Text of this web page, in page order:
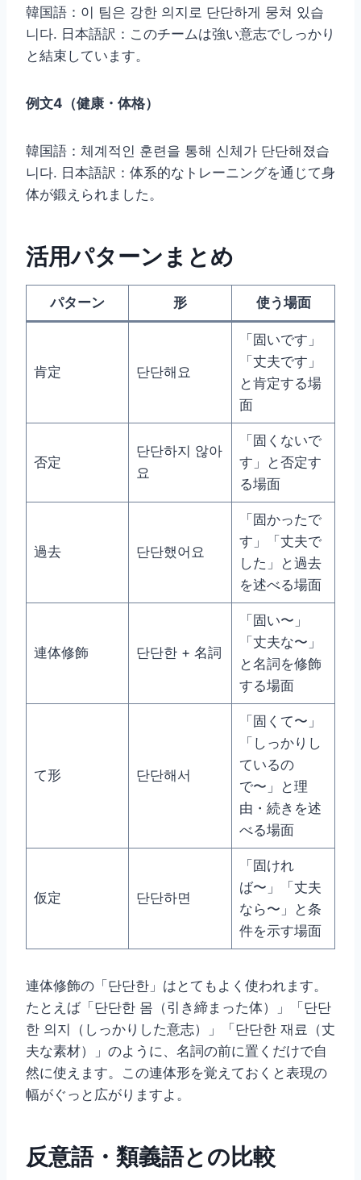
韓国語：이 팀은 강한 의지로 단단하게 뭉쳐 있습
니다. 日本語訳：このチームは強い意志でしっかり
と結束しています。
例文4（健康・体格）
韓国語：체계적인 훈련을 통해 신체가 단단해졌습
니다. 日本語訳：体系的なトレーニングを通じて身
体が鍛えられました。
活用パターンまとめ
パターン 形 使う場面
肯定 단단해요
「固いです」
「丈夫です」
と肯定する場
面
否定
단단하지 않아
요
「固くないで
す」と否定す
る場面
過去 단단했어요
「固かったで
す」「丈夫で
した」と過去
を述べる場面
連体修飾 단단한 + 名詞
「固い〜」
「丈夫な〜」
と名詞を修飾
する場面
て形 단단해서
「固くて〜」
「しっかりし
ているの
で〜」と理
由・続きを述
べる場面
仮定 단단하면
「固けれ
ば〜」「丈夫
なら〜」と条
件を示す場面
連体修飾の「단단한」はとてもよく使われます。
たとえば「단단한 몸（引き締まった体）」「단단
한 의지（しっかりした意志）」「단단한 재료（丈
夫な素材）」のように、名詞の前に置くだけで自
然に使えます。この連体形を覚えておくと表現の
幅がぐっと広がりますよ。
反意語・類義語との比較